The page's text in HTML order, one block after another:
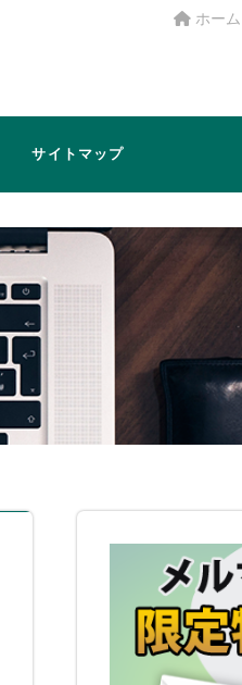
ホーム
サイトマップ